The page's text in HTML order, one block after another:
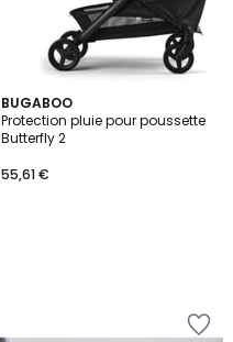
BUGABOO
Protection pluie pour poussette
Butterfly 2
55,61 €